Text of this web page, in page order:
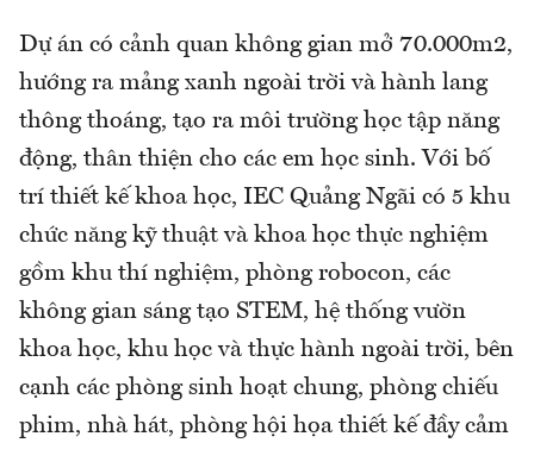
Dự án có cảnh quan không gian mở 70.000m2,
hướng ra mảng xanh ngoài trời và hành lang
thông thoáng, tạo ra môi trường học tập năng
động, thân thiện cho các em học sinh. Với bố
trí thiết kế khoa học, IEC Quảng Ngãi có 5 khu
chức năng kỹ thuật và khoa học thực nghiệm
gồm khu thí nghiệm, phòng robocon, các
không gian sáng tạo STEM, hệ thống vườn
khoa học, khu học và thực hành ngoài trời, bên
cạnh các phòng sinh hoạt chung, phòng chiếu
phim, nhà hát, phòng hội họa thiết kế đầy cảm